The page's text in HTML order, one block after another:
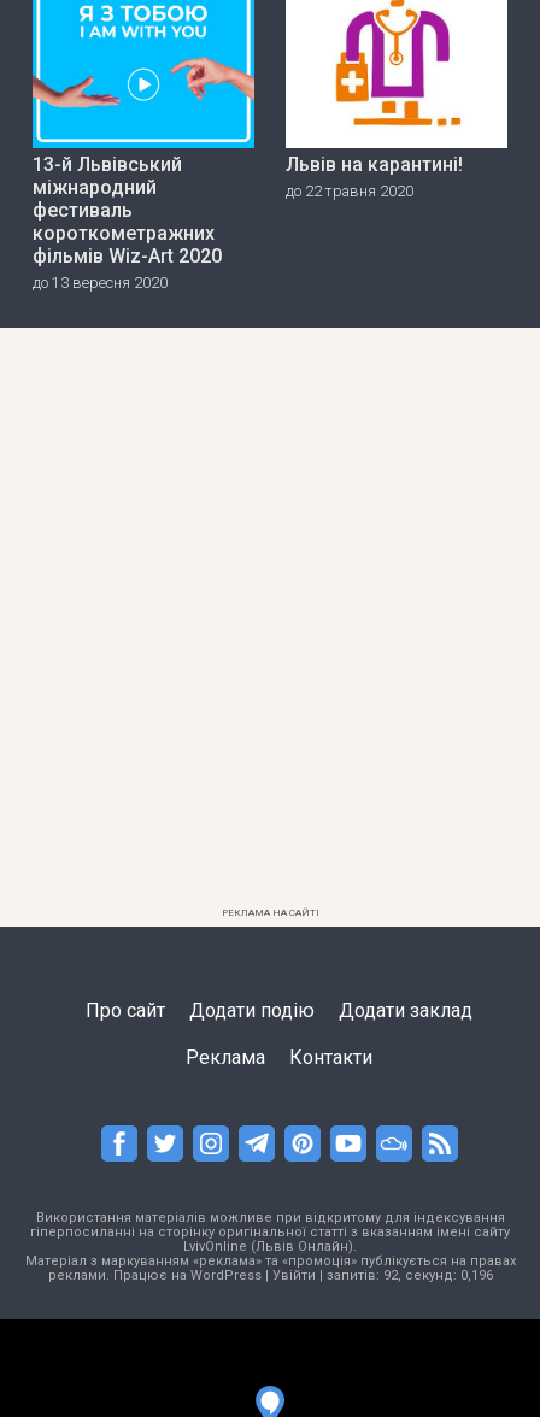
13-й Львівський
міжнародний
фестиваль
короткометражних
фільмів Wiz-Art 2020
до 13 вересня 2020
Львів на карантині!
до 22 травня 2020
РЕКЛАМА НА САЙТІ
Про сайт Додати подію Додати заклад
Реклама Контакти
Використання матеріалів можливе при відкритому для індексування
гіперпосиланні на сторінку оригінальної статті з вказанням імені сайту
LvivOnline (Львів Онлайн).
Матеріал з маркуванням «реклама» та «промоція» публікується на правах
реклами. Працює на WordPress| Увійти | запитів: 92, секунд: 0,196